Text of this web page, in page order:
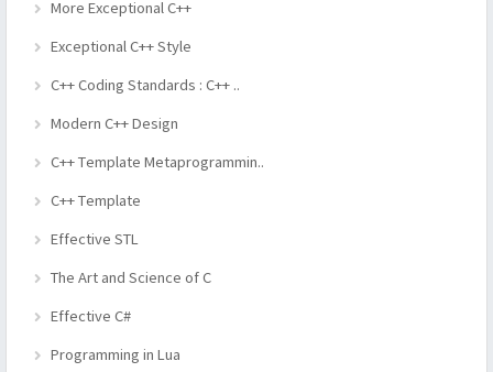
More Exceptional C++
Exceptional C++ Style
C++ Coding Standards : C++ ..
Modern C++ Design
C++ Template Metaprogrammin..
C++ Template
Effective STL
The Art and Science of C
Effective C#
Programming in Lua